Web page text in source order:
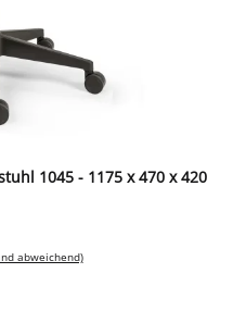
1045 - 1175 x 470 x 420
abweichend)